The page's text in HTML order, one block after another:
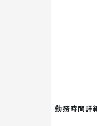
勤務時間詳